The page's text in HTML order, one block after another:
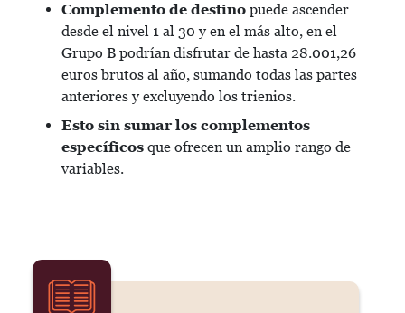
Complemento de destino puede ascender
desde el nivel 1 al 30 y en el más alto, en el
Grupo B podrían disfrutar de hasta 28.001,26
euros brutos al año, sumando todas las partes
anteriores y excluyendo los trienios.
Esto sin sumar los complementos
específicos que ofrecen un amplio rango de
variables.